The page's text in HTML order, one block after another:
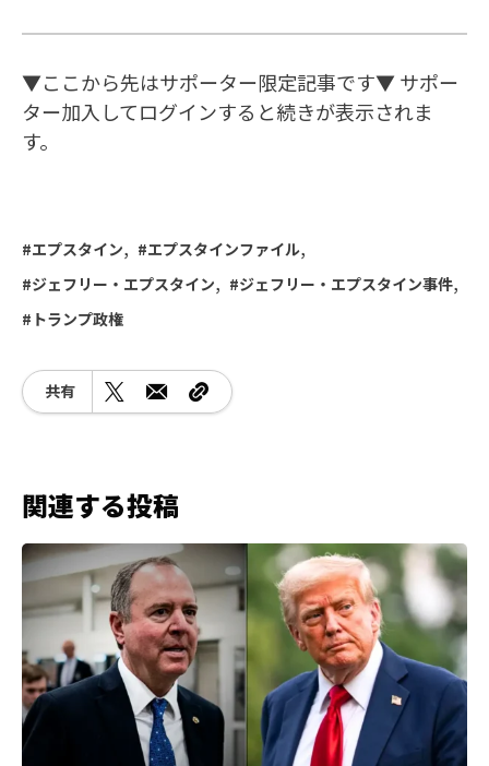
▼ここから先はサポーター限定記事です▼ サポー
ター加入してログインすると続きが表示されま
す。
エプスタイン
エプスタインファイル
ジェフリー・エプスタイン
ジェフリー・エプスタイン事件
トランプ政権
共有
関連する投稿